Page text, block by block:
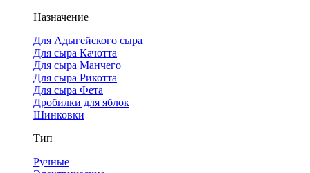
Назначение
Для Адыгейского сыра
Для сыра Качотта
Для сыра Манчего
Для сыра Рикотта
Для сыра Фета
Дробилки для яблок
Шинковки
Тип
Ручные